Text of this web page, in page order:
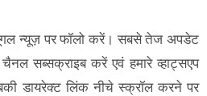
न्यूज़ पर फॉलो करें। सबसे तेज अपडेट
सब्सक्राइब करें एवं हमारे व्हाट्सएप
डायरेक्ट लिंक नीचे स्क्रॉल करने पर